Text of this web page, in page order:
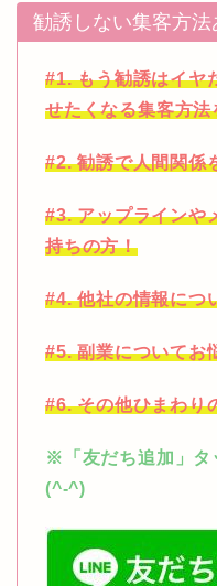
勧誘しない集客方法
#1. もう勧誘はイヤ
せたくなる集客方
#2. 勧誘で人間関係
#3. アップラインや
持ちの方！
#4. 他社の情報につ
#5. 副業についてお
#6. その他ひまわり
※「友だち追加」タ
(^-^)